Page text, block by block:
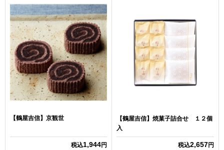
【鶴屋吉信】京観世
税込1,944円
【鶴屋吉信】焼菓子詰合せ １２個
入
税込2,657円